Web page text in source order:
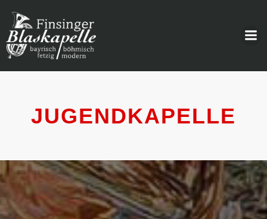
JUGENDKAPELLE